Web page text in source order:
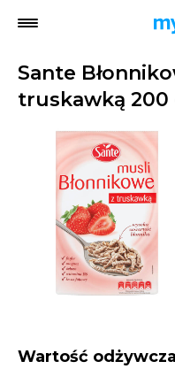
Sante
truskawką 200
Wartość odżywcza